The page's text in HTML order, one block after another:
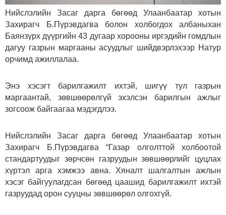
Нийслэлийн Засаг дарга бөгөөд Улаанбаатар хотын
Захирагч Б.Пүрэвдагва болон холбогдох албаныхан
Баянзүрх дүүргийн 43 дугаар хорооны иргэдийн гомдлын
дагуу газрын маргааны асуудлыг шийдвэрлэхээр Натур
орчимд ажиллалаа.
Энэ хэсэгт барилгажилт ихтэй, шигүү тул газрын
маргаантай, зөвшөөрөлгүй эхэлсэн барилгын ажлыг
зогсоож байгаагаа мэдэгдлээ.
Нийслэлийн Засаг дарга бөгөөд Улаанбаатар хотын
Захирагч Б.Пүрэвдагва “Газар олголттой холбоотой
стандартуудыг зөрчсөн газруудын зөвшөөрлийг цуцлах
хүртэл арга хэмжээ авна. Хяналт шалгалтын ажлын
хэсэг байгуулагдсан бөгөөд цаашид барилгажилт ихтэй
газруудад орон сууцны зөвшөөрөл олгохгүй.